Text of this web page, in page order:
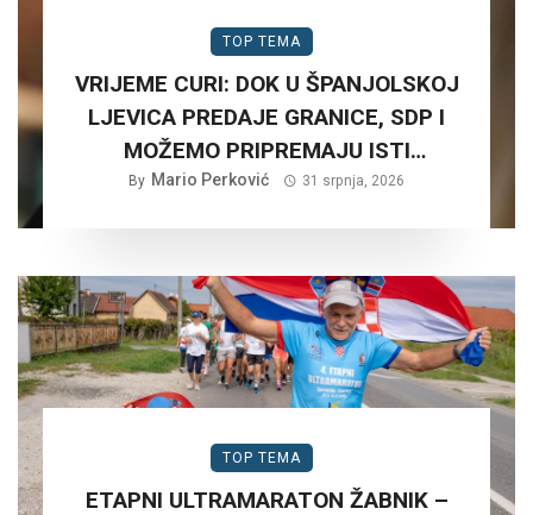
TOP TEMA
VRIJEME CURI: DOK U ŠPANJOLSKOJ
LJEVICA PREDAJE GRANICE, SDP I
MOŽEMO PRIPREMAJU ISTI
SCENARIJ ZA HRVATSKU….
By Mario Perković 31 srpnja, 2026
TOP TEMA
ETAPNI ULTRAMARATON ŽABNIK –